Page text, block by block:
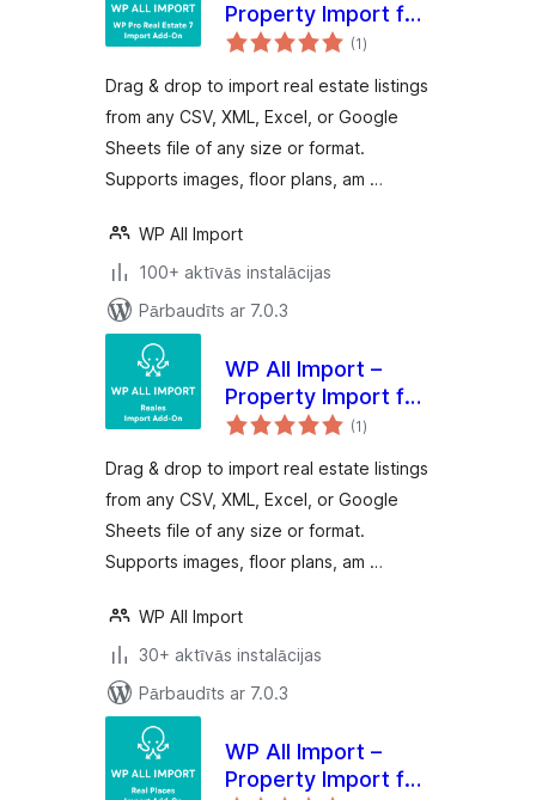
Property Import for
Pro Real Estate 7
(1vērtējumu
kopsumma
)
Drag & drop to import real estate listings
from any CSV, XML, Excel, or Google
Sheets file of any size or format.
Supports images, floor plans, am …
WP All Import
100+ aktīvās instalācijas
Pārbaudīts ar 7.0.3
WP All Import –
Property Import for
Reales WP
(1vērtējumu
kopsumma
)
Drag & drop to import real estate listings
from any CSV, XML, Excel, or Google
Sheets file of any size or format.
Supports images, floor plans, am …
WP All Import
30+ aktīvās instalācijas
Pārbaudīts ar 7.0.3
WP All Import –
Property Import for